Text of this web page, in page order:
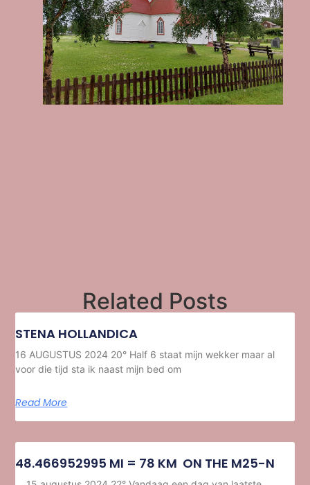
Related Posts
STENA HOLLANDICA
16 AUGUSTUS 2024 20° Half 6 staat mijn wekker maar al
voor die tijd sta ik naast mijn bed om
Read More
48.466952995 MI = 78 KM ON THE M25-N